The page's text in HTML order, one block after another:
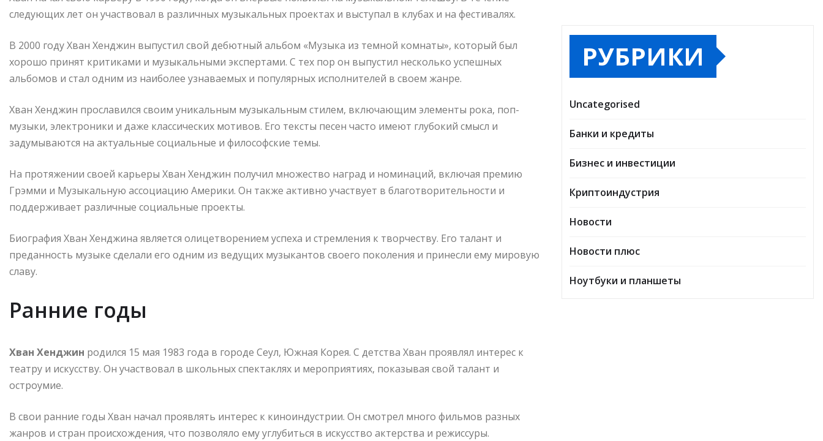
следующих лет он участвовал в различных музыкальных проектах и выступал в клубах и на фестивалях.
В 2000 году Хван Хенджин выпустил свой дебютный альбом «Музыка из темной комнаты», который был
хорошо принят критиками и музыкальными экспертами. С тех пор он выпустил несколько успешных
альбомов и стал одним из наиболее узнаваемых и популярных исполнителей в своем жанре.
Хван Хенджин прославился своим уникальным музыкальным стилем, включающим элементы рока, поп-
музыки, электроники и даже классических мотивов. Его тексты песен часто имеют глубокий смысл и
задумываются на актуальные социальные и философские темы.
На протяжении своей карьеры Хван Хенджин получил множество наград и номинаций, включая премию
Грэмми и Музыкальную ассоциацию Америки. Он также активно участвует в благотворительности и
поддерживает различные социальные проекты.
Биография Хван Хенджина является олицетворением успеха и стремления к творчеству. Его талант и
преданность музыке сделали его одним из ведущих музыкантов своего поколения и принесли ему мировую
славу.
Ранние годы
Хван Хенджин родился 15 мая 1983 года в городе Сеул, Южная Корея. С детства Хван проявлял интерес к
театру и искусству. Он участвовал в школьных спектаклях и мероприятиях, показывая свой талант и
остроумие.
В свои ранние годы Хван начал проявлять интерес к киноиндустрии. Он смотрел много фильмов разных
жанров и стран происхождения, что позволяло ему углубиться в искусство актерства и режиссуры.
РУБРИКИ
Uncategorised
Банки и кредиты
Бизнес и инвестиции
Криптоиндустрия
Новости
Новости плюс
Ноутбуки и планшеты